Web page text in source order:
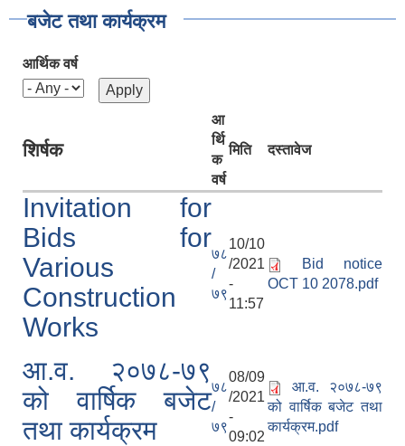
बजेट तथा कार्यक्रम
आर्थिक वर्ष
शिर्षक
आ
र्थि
क
वर्ष
मिति दस्तावेज
Invitation for
Bids for
Various
Construction
Works
७८
/
७९
10/10
/2021
-
11:57
Bid notice
OCT 10 2078.pdf
आ.व. २०७८-७९
को वार्षिक बजेट
तथा कार्यक्रम
७८
/
७९
08/09
/2021
-
09:02
आ.व. २०७८-७९
को वार्षिक बजेट तथा
कार्यक्रम.pdf